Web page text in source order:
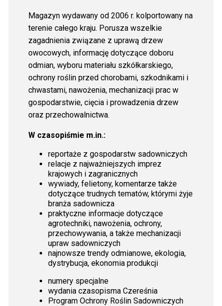
Magazyn wydawany od 2006 r. kolportowany na
terenie całego kraju. Porusza wszelkie
zagadnienia związane z uprawą drzew
owocowych, informację dotyczące doboru
odmian, wyboru materiału szkółkarskiego,
ochrony roślin przed chorobami, szkodnikami i
chwastami, nawożenia, mechanizacji prac w
gospodarstwie, cięcia i prowadzenia drzew
oraz przechowalnictwa.
W czasopiśmie m.in.:
reportaże z gospodarstw sadowniczych
relacje z najważniejszych imprez
krajowych i zagranicznych
wywiady, felietony, komentarze także
dotyczące trudnych tematów, którymi żyje
branża sadownicza
praktyczne informacje dotyczące
agrotechniki, nawożenia, ochrony,
przechowywania, a także mechanizacji
upraw sadowniczych
najnowsze trendy odmianowe, ekologia,
dystrybucja, ekonomia produkcji
numery specjalne
wydania czasopisma Czereśnia
Program Ochrony Roślin Sadowniczych